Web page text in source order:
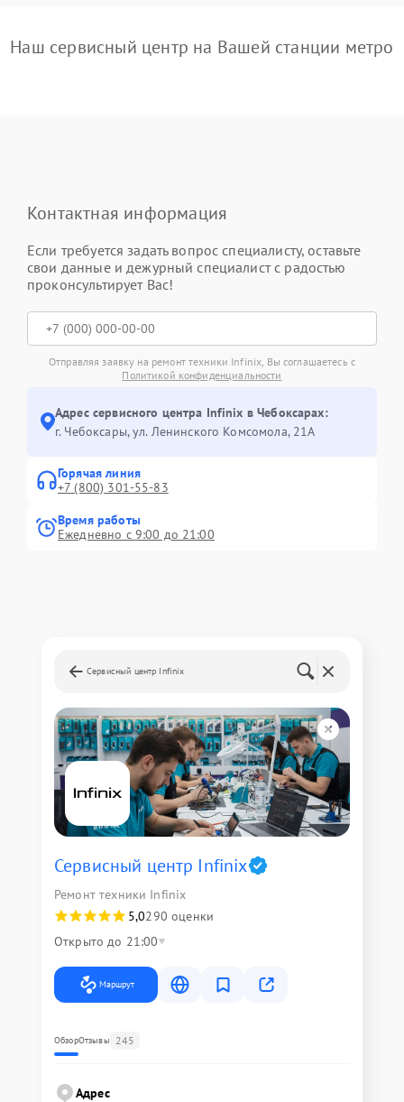
Наш сервисный центр на Вашей станции метро
Контактная информация
Если требуется задать вопрос специалисту, оставьте
свои данные и дежурный специалист с радостью
проконсультирует Вас!
Отправляя заявку на ремонт техники Infinix, Вы соглашаетесь с
Политикой конфиденциальности
Адрес сервисного центра Infinix в Чебоксарах:
г. Чебоксары, ул. Ленинского Комсомола, 21А
Горячая линия
+7 (800) 301-55-83
Время работы
Ежедневно с 9:00 до 21:00
Сервисный центр Infinix
Сервисный центр Infinix
Ремонт техники Infinix
5,0290 оценки
Открыто до 21:00
Маршрут
ОбзорОтзывы 245
Адрес